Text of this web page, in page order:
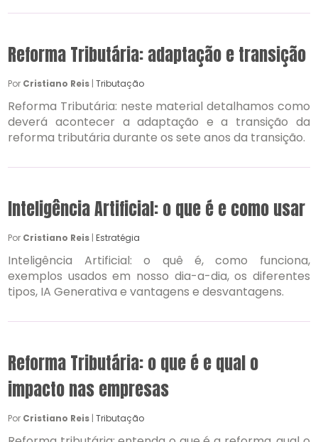
Reforma Tributária: adaptação e transição
Por Cristiano Reis |Tributação
Reforma Tributária: neste material detalhamos como
deverá acontecer a adaptação e a transição da
reforma tributária durante os sete anos da transição.
Inteligência Artificial: o que é e como usar
Por Cristiano Reis |Estratégia
Inteligência Artificial: o quê é, como funciona,
exemplos usados em nosso dia-a-dia, os diferentes
tipos, IA Generativa e vantagens e desvantagens.
Reforma Tributária: o que é e qual o
impacto nas empresas
Por Cristiano Reis |Tributação